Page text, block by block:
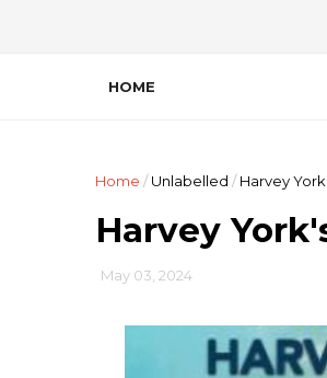
HOME
Home /Unlabelled / Harvey
Harvey
May 03, 2024